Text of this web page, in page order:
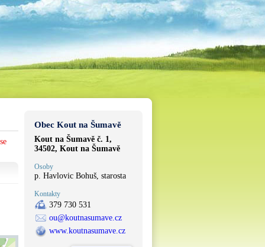
Obec Kout na Šumavě
Kout na Šumavě č. 1,
34502, Kout na Šumavě
Osoby
p. Havlovic Bohuš, starosta
Kontakty
379 730 531
ou@koutnasumave.cz
www.koutnasumave.cz